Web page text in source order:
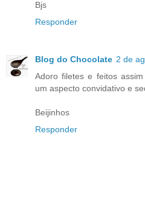
Bjs
Responder
Blog do Chocolate 2 de
Adoro filetes e feitos
um aspecto convidativo e
Beijinhos
Responder